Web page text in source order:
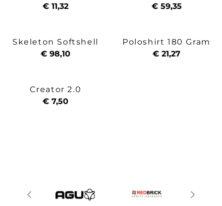
€ 11,32
€ 59,35
Skeleton Softshell
€ 98,10
Poloshirt 180 Gram
€ 21,27
Creator 2.0
€ 7,50